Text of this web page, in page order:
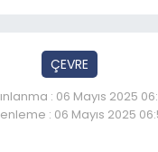
ÇEVRE
: 06 Mayıs 2025
: 06 Mayıs 2025